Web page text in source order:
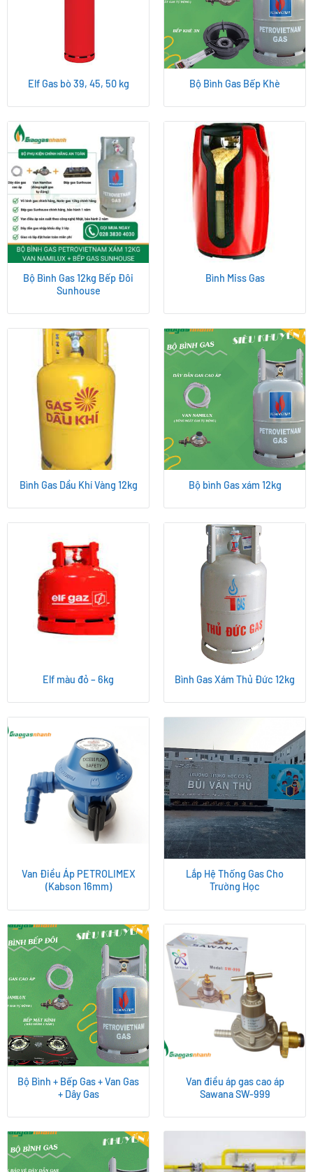
Elf Gas bò 39, 45, 50 kg Bộ Bình Gas Bếp Khè
Bộ Bình Gas 12kg Bếp Đôi
Sunhouse
Bình Miss Gas
Bình Gas Dầu Khí Vàng 12kg Bộ bình Gas xám 12kg
Elf màu đỏ – 6kg Bình Gas Xám Thủ Đức 12kg
Van Điều Áp PETROLIMEX
(Kabson 16mm)
Lắp Hệ Thống Gas Cho
Trường Học
Bộ Bình + Bếp Gas + Van Gas
+ Dây Gas
Van điều áp gas cao áp
Sawana SW-999